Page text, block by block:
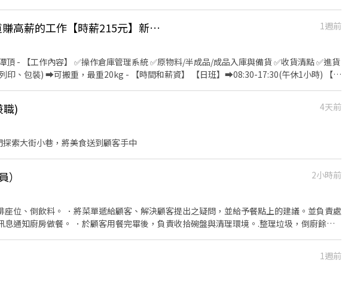
式作業) 【工作內容】 簡易機台操作、鏡片外觀檢驗、電腦操作、物料整理 - ➡️【晚班】
元.配合加班平均約45K~47K - ⭐️【眼鏡組裝課】(新和廠)組裝作業員(坐立式作業) 【工
片及包裝作業 ➡️【早班】08:00-16:30(輪休30分) ➡️【薪資】30500元.配合加班平均約
休30分) ➡️【薪資】34000元.配合加班平均約40K~42K ✅中班需在早班受訓兩周 - ✅【休
式】代訂中餐或晚餐70元/餐 ✅【薪轉帳戶】每月12號(台新銀行) ✅【福利】可預支❤️可隔
請先按 【 我 要 應 徵 】 投遞履歷➡快速接洽面試 - ╔~~♥~~♥~~⭐️【 應徵方式 】
↓↓ ☎️連絡電話:0933670253 ☎️加瀨詢問:@927wcdri 陳嘉嘉 ➡️火速找嘉嘉
【 快速找工作 】⭐️~~♥~~♥~~╝
😅不好意思!不允許你不知道賺高薪的工作【時薪215元】新市倉庫人員✅周休六日-銳
1週前
頂 - 【工作內容】 ✅操作倉庫管理系統 ✅原物料/半成品/成品入庫與備貨 ✅收貨清點 ✅進貨
印、包裝) ➡️可搬重，最重20kg - 【時間和薪資】 【日班】➡️08:30-17:30(午休1小時) 【薪
飲水機、置物櫃、吸菸區、機車停車場 ✅【發薪日期】每月10號 - ❤️請先按 【 我 要 應 徵
【 應徵方式 】⭐️~~♥~~♥~~╗ ↓↓找嘉嘉 工作攏低嘉↓↓ ☎️連絡電話:0933670253
找嘉嘉 https://lin.ee/Y30dLdb ╚~~♥~~♥~~⭐️【 快速找工作 】⭐️~~♥~~♥~~╝✨
職)
4天前
索大街小巷，將美食送到顧客手中
2小時前
位、倒飲料。 ．將菜單遞給顧客、解決顧客提出之疑問，並給予餐點上的建議。並負責處
通知廚房做餐。 ．於顧客用餐完畢後，負責收拾碗盤與清理環境。.整理垃圾，倒廚餘，
1週前